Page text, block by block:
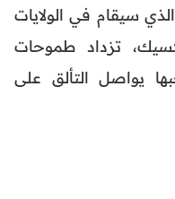
سيقام في الولايات
تزداد طموحات
يواصل التألق على